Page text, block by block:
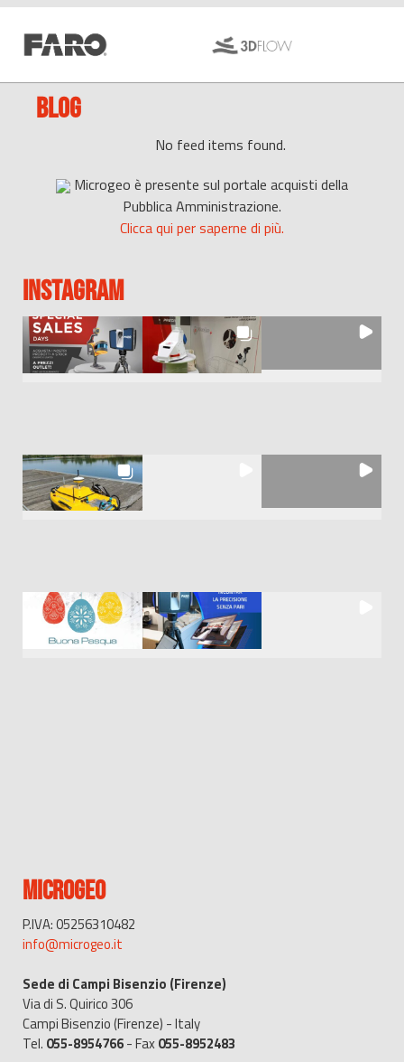
BLOG
No feed items found.
Microgeo è presente sul portale acquisti della
Pubblica Amministrazione.
Clicca qui per saperne di più.
INSTAGRAM
MICROGEO
P.IVA: 05256310482
info@microgeo.it
Sede di Campi Bisenzio (Firenze)
Via di S. Quirico 306
Campi Bisenzio (Firenze) - Italy
Tel. 055-8954766- Fax055-8952483